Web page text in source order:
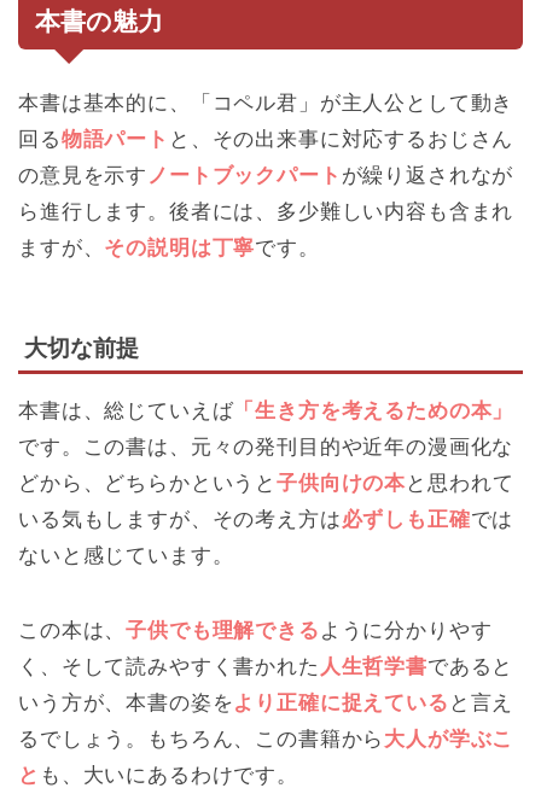
本書の魅力
本書は基本的に、「コペル君」が主人公として動き
回る物語パート と、その出来事に対応するおじさん
の意見を示す ノートブックパート が繰り返されなが
ら進行します。後者には、多少難しい内容も含まれ
ますが、 その説明は丁寧です。
大切な前提
本書は、総じていえば「生き方を考えるための本」
です。この書は、元々の発刊目的や近年の漫画化な
どから、どちらかというと子供向けの本 と思われて
いる気もしますが、その考え方は必ずしも正確では
ないと感じています。
この本は、子供でも理解できる ように分かりやす
く、そして読みやすく書かれた 人生哲学書であると
いう方が、本書の姿をより正確に捉えている と言え
るでしょう。もちろん、この書籍から 大人が学ぶこ
と も、大いにあるわけです。